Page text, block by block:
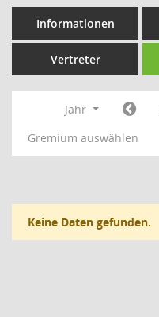
Informationen
Vertreter
Jahr
Gremium auswählen
Keine Daten gefunden.